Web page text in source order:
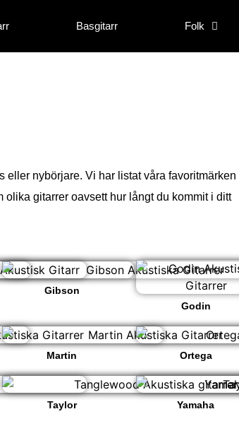
Basgitarr Folk
eller nybörjare. Vi har listat våra favoritmärken
gitarrer oavsett hur långt du kommit i ditt
Gibson
Godin
Martin Ortega
Taylor Yamaha